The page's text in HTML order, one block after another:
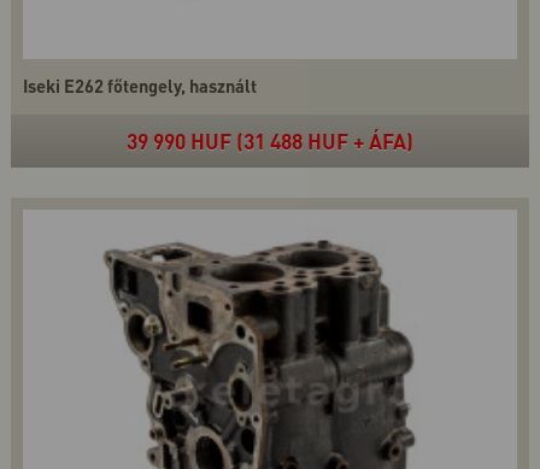
Iseki E262 főtengely, használt
39 990 HUF (31 488 HUF + ÁFA)